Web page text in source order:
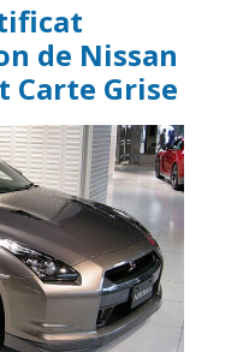
de Nissan
Carte Grise